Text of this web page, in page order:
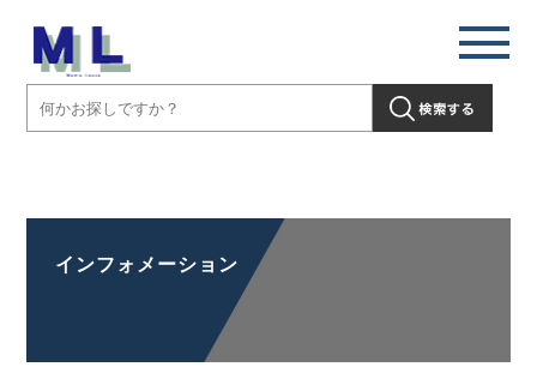
インフォメーション